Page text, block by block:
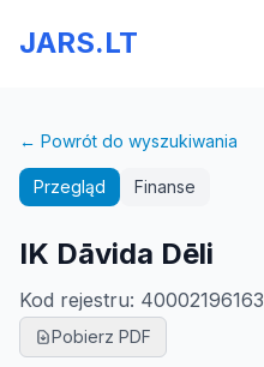
JARS.LT
← Powrót do wyszukiwania
Przegląd Finanse
IK Dāvida Dēli
Kod rejestru: 40002196163
Pobierz PDF